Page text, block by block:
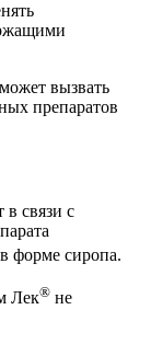
вызвать
препаратов
в связи с
в форме сиропа.
Лек® не